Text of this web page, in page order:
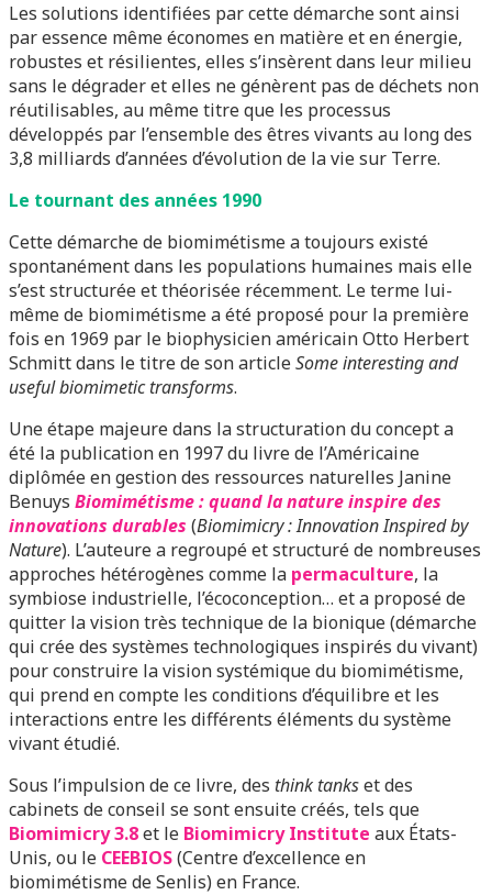
Les solutions identifiées par cette démarche sont ainsi
par essence même économes en matière et en énergie,
robustes et résilientes, elles s’insèrent dans leur milieu
sans le dégrader et elles ne génèrent pas de déchets non
réutilisables, au même titre que les processus
développés par l’ensemble des êtres vivants au long des
3,8 milliards d’années d’évolution de la vie sur Terre.
Le tournant des années 1990
Cette démarche de biomimétisme a toujours existé
spontanément dans les populations humaines mais elle
s’est structurée et théorisée récemment. Le terme lui-
même de biomimétisme a été proposé pour la première
fois en 1969 par le biophysicien américain Otto Herbert
Schmitt dans le titre de son articleSome interesting and
useful biomimetic transforms.
Une étape majeure dans la structuration du concept a
été la publication en 1997 du livre de l’Américaine
diplômée en gestion des ressources naturelles Janine
Benuys Biomimétisme : quand la nature inspire des
innovations durables (Biomimicry : Innovation Inspired by
Nature). L’auteure a regroupé et structuré de nombreuses
approches hétérogènes comme la permaculture, la
symbiose industrielle, l’écoconception… et a proposé de
quitter la vision très technique de la bionique (démarche
qui crée des systèmes technologiques inspirés du vivant)
pour construire la vision systémique du biomimétisme,
qui prend en compte les conditions d’équilibre et les
interactions entre les différents éléments du système
vivant étudié.
Sous l’impulsion de ce livre, des think tankset des
cabinets de conseil se sont ensuite créés, tels que
Biomimicry 3.8et le Biomimicry Institute aux États-
Unis, ou le CEEBIOS(Centre d’excellence en
biomimétisme de Senlis) en France.